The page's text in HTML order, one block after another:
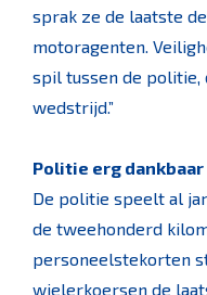
sprak ze de laatste
motoragenten.
spil tussen de politie,
wedstrijd.”
Politie erg dankbaar
De politie speelt al
de tweehonderd
personeelstekorten
wielerkoersen de